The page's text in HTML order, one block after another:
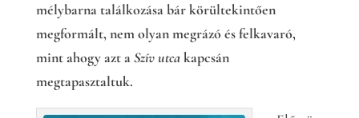
mélybarna találkozása bár körültekintően
megformált, nem olyan megrázó és felkavaró,
mint ahogy azt aSzív utcakapcsán
megtapasztaltuk.